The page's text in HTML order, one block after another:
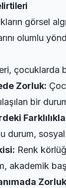
görsel
olumlu
çocuklarda
Zorluk:
bir
durum,
Renk
akademik